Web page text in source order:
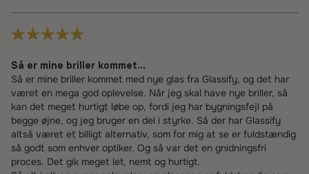
Så er mine briller kommet...
Så er mine briller kommet med nye glas fra Glassify, og det har
været en mega god oplevelse. Når jeg skal have nye briller, så
kan det meget hurtigt løbe op, fordi jeg har bygningsfejl på
begge øjne, og jeg bruger en del i styrke. Så der har Glassify
altså været et billigt alternativ, som for mig at se er fuldstændig
så godt som enhver optiker. Og så var det en gnidningsfri
proces. Det gik meget let, nemt og hurtigt.